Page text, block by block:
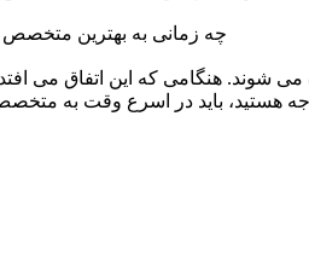
چه زمانی به بهترین
شوند. هنگامی که این اتفاق می